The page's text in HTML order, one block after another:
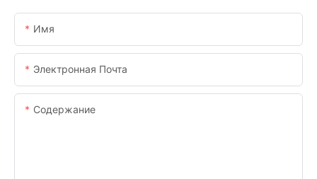
Имя
Электронная Почта
Содержание